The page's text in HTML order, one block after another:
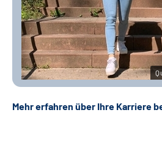
Mehr erfahren über Ihre Karriere